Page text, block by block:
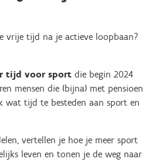
vrije tijd na je actieve loopbaan?
tijd voor sport die begin 2024
mensen die (bijna) met pensioen
wat tijd te besteden aan sport en
vertellen je hoe je meer sport
leven en tonen je de weg naar